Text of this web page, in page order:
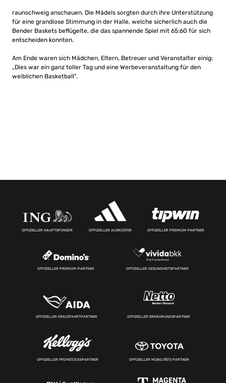
raunschweig anschauen. Die Mädels sorgten durch ihre Unterstützung
für eine grandiose Stimmung in der Halle, welche sicherlich auch die
Bender Baskets beflügelte, die das spannende Spiel mit 65:60 für sich
entscheiden konnten.
Am Ende waren sich Mädchen, Eltern, Betreuer und Veranstalter einig:
„Dies war ein ganz toller Tag und eine Werbeveranstaltung für den
weiblichen Basketball“.
OFFIZIELLER HAUPTSPONSOR OFFIZIELLER AUSRÜSTER OFFIZIELLER PREMIUM-PARTNER
OFFIZIELLER PREMIUM-PARTNER OFFIZIELLER GESUNDHEITSPARTNER
OFFIZIELLER KREUZFAHRTPARTNER OFFIZIELLER ERNÄHRUNGSPARTNER
OFFIZIELLER FRÜHSTÜCKSPARTNER OFFIZIELLER MOBILITÄTS-PARTNER